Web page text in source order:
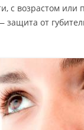
с возрастом
защита от